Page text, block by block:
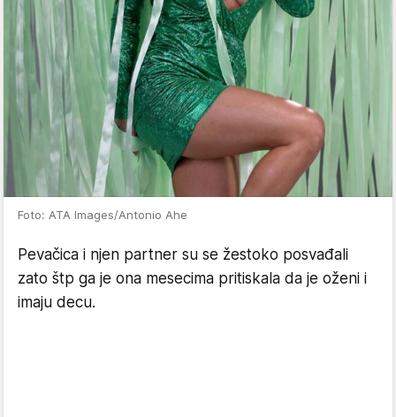
Foto: ATA Images/Antonio Ahe
Pevačica i njen partner su se žestoko posvađali
zato štp ga je ona mesecima pritiskala da je oženi i
imaju decu.